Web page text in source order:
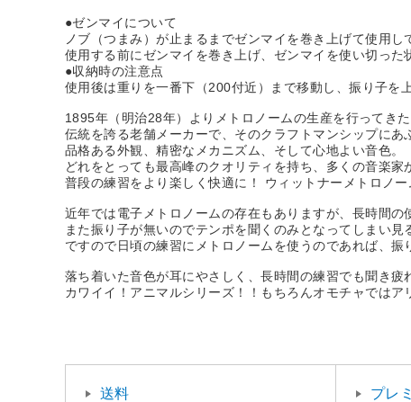
●ゼンマイについて
ノブ（つまみ）が止まるまでゼンマイを巻き上げて使用し
使用する前にゼンマイを巻き上げ、ゼンマイを使い切った
●収納時の注意点
使用後は重りを一番下（200付近）まで移動し、振り子を
1895年（明治28年）よりメトロノームの生産を行ってき
伝統を誇る老舗メーカーで、そのクラフトマンシップにあ
品格ある外観、精密なメカニズム、そして心地よい音色。
どれをとっても最高峰のクオリティを持ち、多くの音楽家
普段の練習をより楽しく快適に！ ウィットナーメトロノ
近年では電子メトロノームの存在もありますが、長時間の
また振り子が無いのでテンポを聞くのみとなってしまい見
ですので日頃の練習にメトロノームを使うのであれば、
落ち着いた音色が耳にやさしく、長時間の練習でも聞き
カワイイ！アニマルシリーズ！！もちろんオモチャでは
送料 プレ